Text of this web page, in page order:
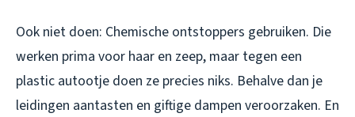
Ook niet doen: Chemische ontstoppers gebruiken. Die
werken prima voor haar en zeep, maar tegen een
plastic autootje doen ze precies niks. Behalve dan je
leidingen aantasten en giftige dampen veroorzaken. En